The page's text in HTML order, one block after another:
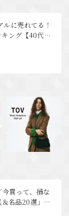
ルに売れてる！
ング【40代フ
買って、損な
名品20選」